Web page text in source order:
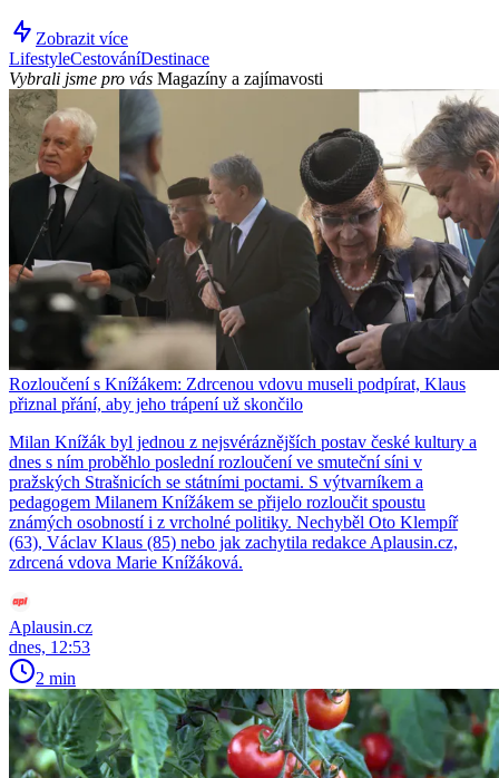
Zobrazit více
LifestyleCestováníDestinace
Vybrali jsme pro vás Magazíny a zajímavosti
Rozloučení s Knížákem: Zdrcenou vdovu museli podpírat, Klaus
přiznal přání, aby jeho trápení už skončilo
Milan Knížák byl jednou z nejsvéráznějších postav české kultury a
dnes s ním proběhlo poslední rozloučení ve smuteční síni v
pražských Strašnicích se státními poctami. S výtvarníkem a
pedagogem Milanem Knížákem se přijelo rozloučit spoustu
známých osobností i z vrcholné politiky. Nechyběl Oto Klempíř
(63), Václav Klaus (85) nebo jak zachytila redakce Aplausin.cz,
zdrcená vdova Marie Knížáková.
Aplausin.cz
dnes, 12:53
2 min